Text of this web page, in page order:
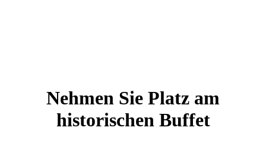
Nehmen Sie Platz am
historischen Buffet